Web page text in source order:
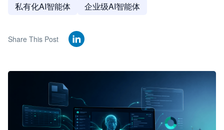
私有化AI智能体
企业级AI智能体
Share This Post